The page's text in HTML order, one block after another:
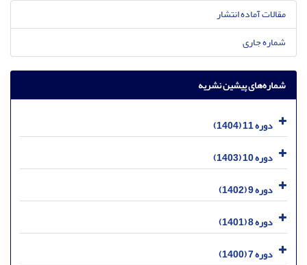
مقالات آماده انتشار
شماره جاری
شماره‌های پیشین نشریه
دوره 11 (1404)
دوره 10 (1403)
دوره 9 (1402)
دوره 8 (1401)
دوره 7 (1400)